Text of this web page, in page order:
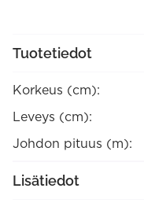
Tuotetiedot
Korkeus (cm):
Leveys (cm):
Johdon pituus (m):
Lisätiedot